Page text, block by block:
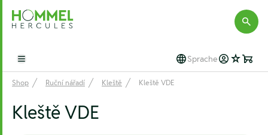
Hommel Hercules
Open main menu Sprache
Shop Ruční nářadí Kleště Kleště VDE
Kleště VDE